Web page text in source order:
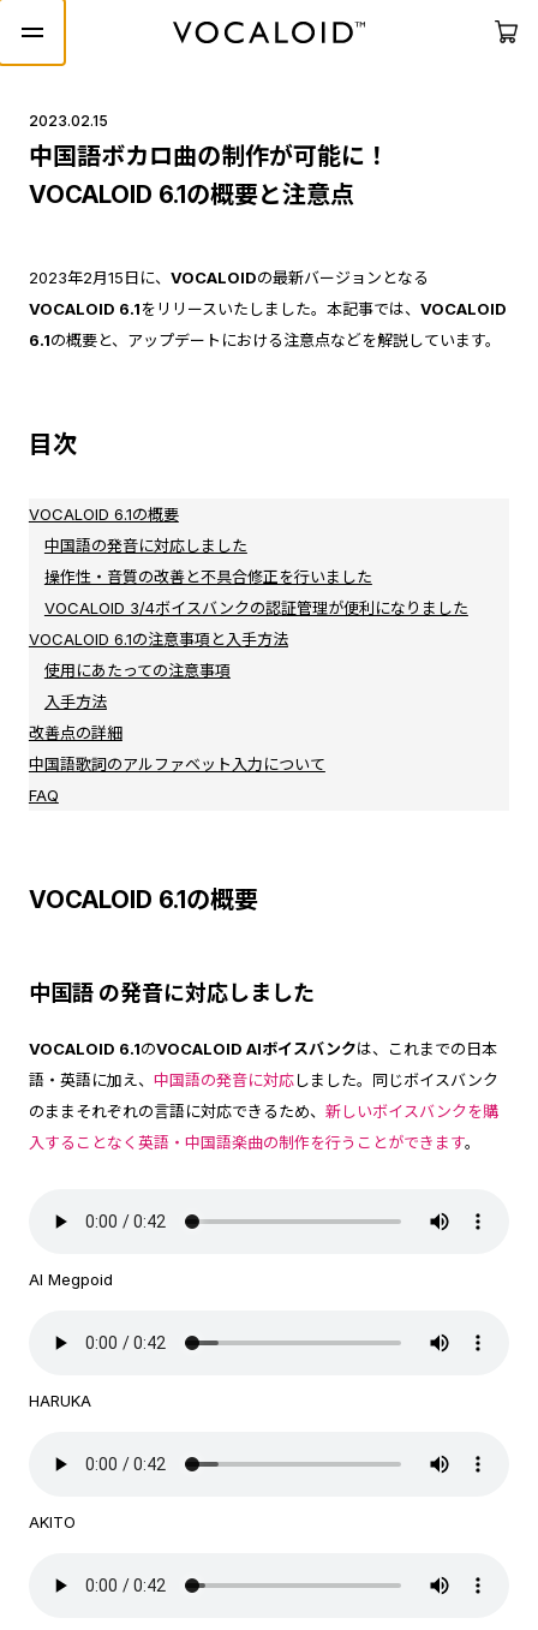
2023.02.15
中国語ボカロ曲の制作が可能に！
VOCALOID 6.1の概要と注意点
2023年2月15日に、 VOCALOIDの最新バージョンとなる
VOCALOID 6.1をリリースいたしました。本記事では、 VOCALOID
6.1の概要と、アップデートにおける注意点などを解説しています。
目次
VOCALOID 6.1の概要
中国語の発音に対応しました
操作性・音質の改善と不具合修正を行いました
VOCALOID 3/4ボイスバンクの認証管理が便利になりました
VOCALOID 6.1の注意事項と入手方法
使用にあたっての注意事項
入手方法
改善点の詳細
中国語歌詞のアルファベット入力について
FAQ
VOCALOID 6.1の概要
中国語 の発音に対応しました
VOCALOID 6.1のVOCALOID AIボイスバンクは、これまでの日本
語・英語に加え、 中国語の発音に対応しました。同じボイスバンク
のままそれぞれの言語に対応できるため、 新しいボイスバンクを購
入することなく英語・中国語楽曲の制作を行うことができます。
AI Megpoid
HARUKA
AKITO